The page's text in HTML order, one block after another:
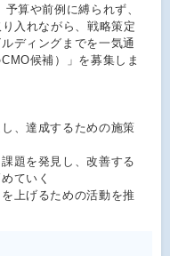
算や前例に縛られず、
入れながら、戦略策定
ディングまでを一気通
候補）」を募集しま
、達成するための施策
題を発見し、改善する
ていく
上げるための活動を推